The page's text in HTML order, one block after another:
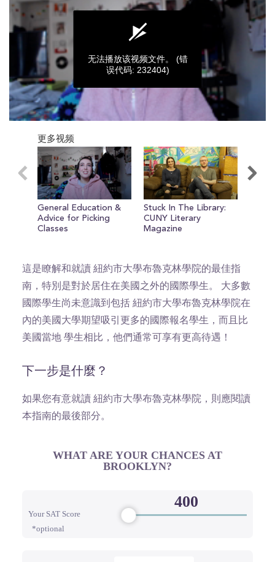
seconds
seconds
无法播放该视频文件。
(错
误代码: 232404)
更多视频
General Education &
Advice for Picking
Classes
Stuck In The Library:
CUNY Literary
Magazine
這是瞭解和就讀 紐約市大學布魯克林學院的最佳指
南，特別是對於居住在美國之外的國際學生。 大多數
國際學生尚未意識到包括 紐約市大學布魯克林學院在
內的美國大學期望吸引更多的國際報名學生，而且比
美國當地 學生相比，他們通常可享有更高待遇！
下一步是什麼？
如果您有意就讀 紐約市大學布魯克林學院，則應閱讀
本指南的最後部分。
WHAT ARE YOUR CHANCES AT
BROOKLYN?
Your SAT Score
*optional